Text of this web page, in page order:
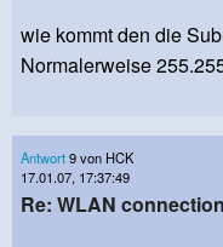
wie kommt den die
Normalerweise
Antwort9 von HCK
17.01.07, 17:37:49
Re: WLAN